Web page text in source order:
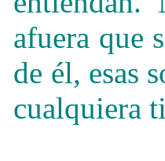
afuera que
de él, esas
cualquiera